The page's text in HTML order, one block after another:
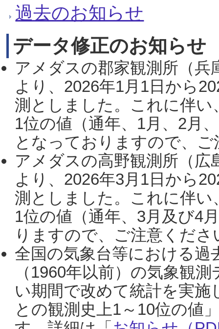
過去のお知らせ
データ修正のお知らせ
アメダスの郡家観測所（
より、2026年1月1日から
測としました。これに伴い
1位の値（通年、1月、2月
となっておりますので、
アメダスの高野観測所（
より、2026年3月1日から
測としました。これに伴い
1位の値（通年、3月及び4
りますので、ご注意くだ
全国の気象台等における過
（1960年以前）の気象観
い期間で改めて統計を実
との観測史上1～10位の値